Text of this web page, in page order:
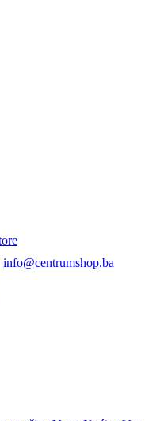
info@centrumshop.ba